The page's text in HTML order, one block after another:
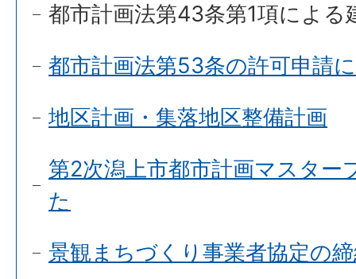
都市計画法第43条第1項による
都市計画法第53条の許可申請
地区計画・集落地区整備計画
第2次潟上市都市計画マスター
た
景観まちづくり事業者協定の